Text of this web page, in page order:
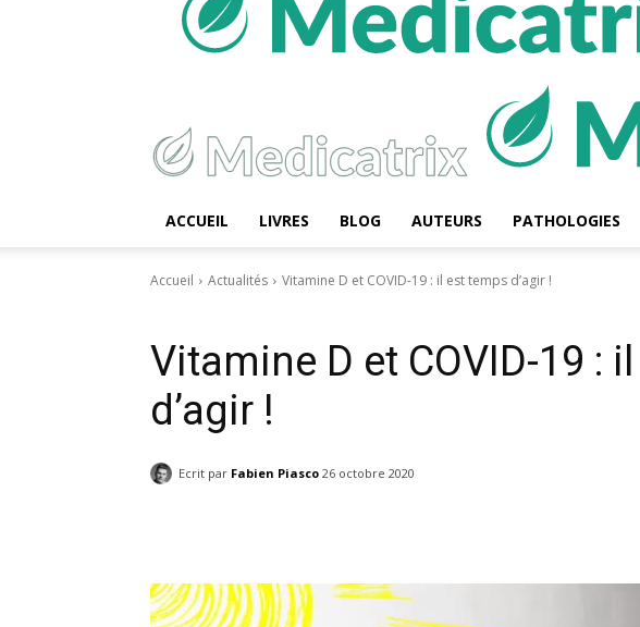
ACCUEIL LIVRES BLOG AUTEURS PATHOLOGIES
Accueil Actualités Vitamine D et COVID-19 : il est temps d’agir !
Vitamine D et COVID-19 :
d’agir !
Ecrit par Fabien Piasco 26 octobre 2020